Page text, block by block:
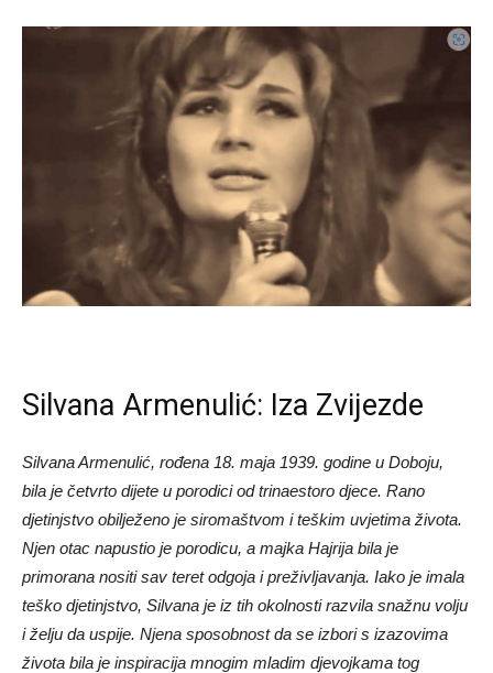
Silvana Armenulić: Iza Zvijezde
Silvana Armenulić, rođena 18. maja 1939. godine u Doboju,
bila je četvrto dijete u porodici od trinaestoro djece. Rano
djetinjstvo obilježeno je siromaštvom i teškim uvjetima života.
Njen otac napustio je porodicu, a majka Hajrija bila je
primorana nositi sav teret odgoja i preživljavanja. Iako je imala
teško djetinjstvo, Silvana je iz tih okolnosti razvila snažnu volju
i želju da uspije. Njena sposobnost da se izbori s izazovima
života bila je inspiracija mnogim mladim djevojkama tog